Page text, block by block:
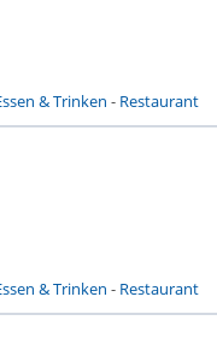
& Trinken - Restaurant
& Trinken - Restaurant